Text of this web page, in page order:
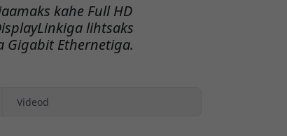
kahe Full HD
lihtsaks
Gigabit Ethernetiga.
Videod